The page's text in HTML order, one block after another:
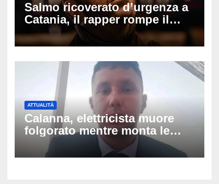
Salmo ricoverato d’urgenza a
Catania, il rapper rompe il
silenzio dopo la notte in
ospedale: come sta e cosa
ATTUALITÀ
Calanna, elettricista muore
folgorato mentre monta le
luminarie della festa: chi era
Fabio Calabrò e cosa è